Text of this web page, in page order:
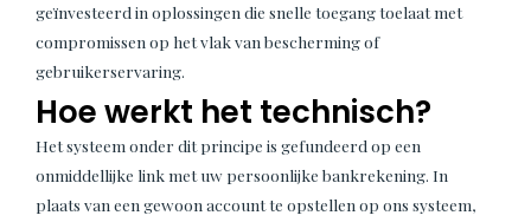
geïnvesteerd in oplossingen die snelle toegang toelaat met
compromissen op het vlak van bescherming of
gebruikerservaring.
Hoe werkt het technisch?
Het systeem onder dit principe is gefundeerd op een
onmiddellijke link met uw persoonlijke bankrekening. In
plaats van een gewoon account te opstellen op ons systeem,